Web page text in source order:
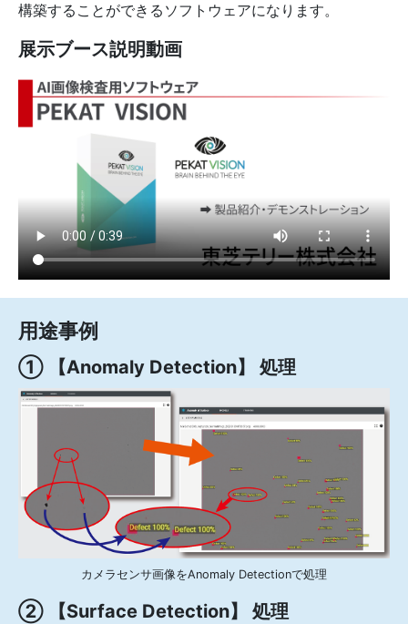
構築することができるソフトウェアになります。
展示ブース説明動画
用途事例
① 【Anomaly Detection】 処理
カメラセンサ画像をAnomaly Detectionで処理
② 【Surface Detection】 処理